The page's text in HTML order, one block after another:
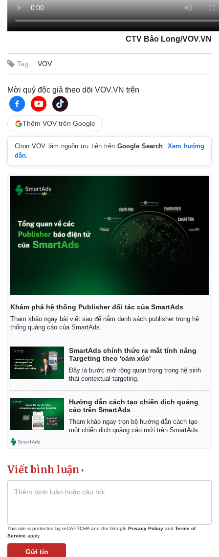
Cuộc sống đó đây
Multimedia
Infographic
CTV Bảo Long/VOV.VN
Tag: VOV
Mời quý độc giả theo dõi VOV.VN trên
Thêm VOV trên Google
Chọn VOV làm nguồn ưu tiên trênGoogle Search. Xem hướng
dẫn.
Khám phá hệ thống Publisher đối tác của SmartAds
Tham khảo ngay bài viết sau để nắm danh sách publisher trong hệ
thống quảng cáo của SmartAds.
SmartAds chính thức ra mắt tính năng
Targeting theo 'cảm xúc'
Đây là bước mở rộng quan trọng trong hệ sinh
thái contextual targeting.
Hướng dẫn cách tạo chiến dịch quảng
cáo trên SmartAds
Tham khảo ngay trọn bộ hướng dẫn cách tạo
một chiến dịch quảng cáo mới trên SmartAds.
Viết bình luận
This site is protected by reCAPTCHA and the Google Privacy Policy and Terms of
Service apply.
Gửi tin